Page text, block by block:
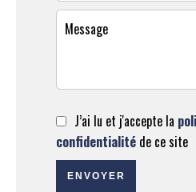
J’ai lu et j'accepte la
confidentialité de ce site
ENVOYER